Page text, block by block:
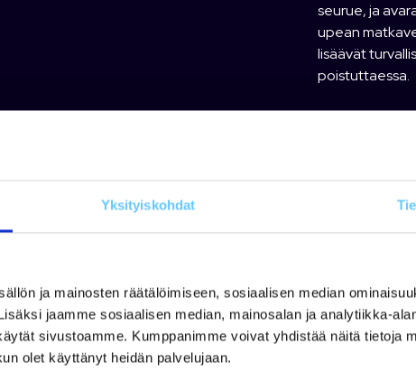
Yksityiskohdat
ja mainosten räätälöimiseen, sosiaalisen median
jaamme sosiaalisen median, mainosalan ja analytiikka-
sivustoamme. Kumppanimme voivat yhdistää näitä tietoja
olet käyttänyt heidän palvelujaan.
seurue, ja
upean
lisäävät
poistuttaessa.
Meidän
Alandian
vene- ja
Moottorin
Moottorin
Moottorin
Osasto: